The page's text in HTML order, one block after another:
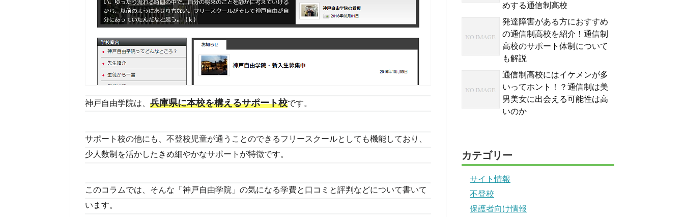
神戸自由学院は、 兵庫県に本校を構えるサポート校です。
サポート校の他にも、不登校児童が通うことのできるフリースクールとしても機能しており、
少人数制を活かしたきめ細やかなサポートが特徴です。
このコラムでは、そんな「神戸自由学院」の気になる学費と口コミと評判などについて書いて
います。
めする通信制高校
発達障害がある方におすすめ
の通信制高校を紹介！通信制
高校のサポート体制について
も解説
通信制高校にはイケメンが多
いってホント！？通信制は美
男美女に出会える可能性は高
いのか
カテゴリー
サイト情報
不登校
保護者向け情報